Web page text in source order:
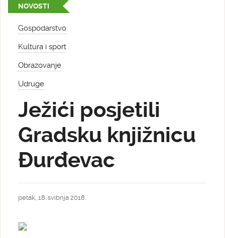
NOVOSTI
Gospodarstvo
Kultura i sport
Obrazovanje
Udruge
Ježići posjetili
Gradsku knjižnicu
Đurđevac
petak, 18. svibnja 2018.